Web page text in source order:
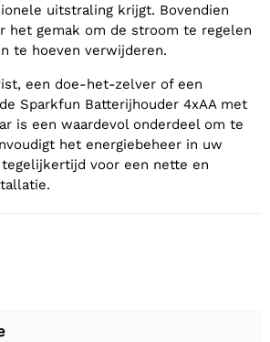
uitstraling krijgt. Bovendien
het gemak om de stroom te regelen
te hoeven verwijderen.
een doe-het-zelver of een
Sparkfun Batterijhouder 4xAA met
is een waardevol onderdeel om te
het energiebeheer in uw
voor een nette en